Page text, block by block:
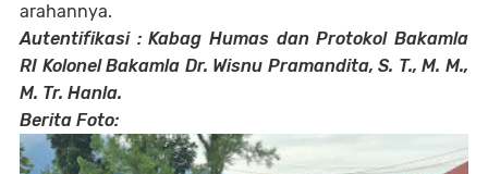
arahannya.
Autentifikasi : Kabag Humas dan Protokol Bakamla
RI Kolonel Bakamla Dr. Wisnu Pramandita, S. T., M. M.,
M. Tr. Hanla.
Berita Foto: